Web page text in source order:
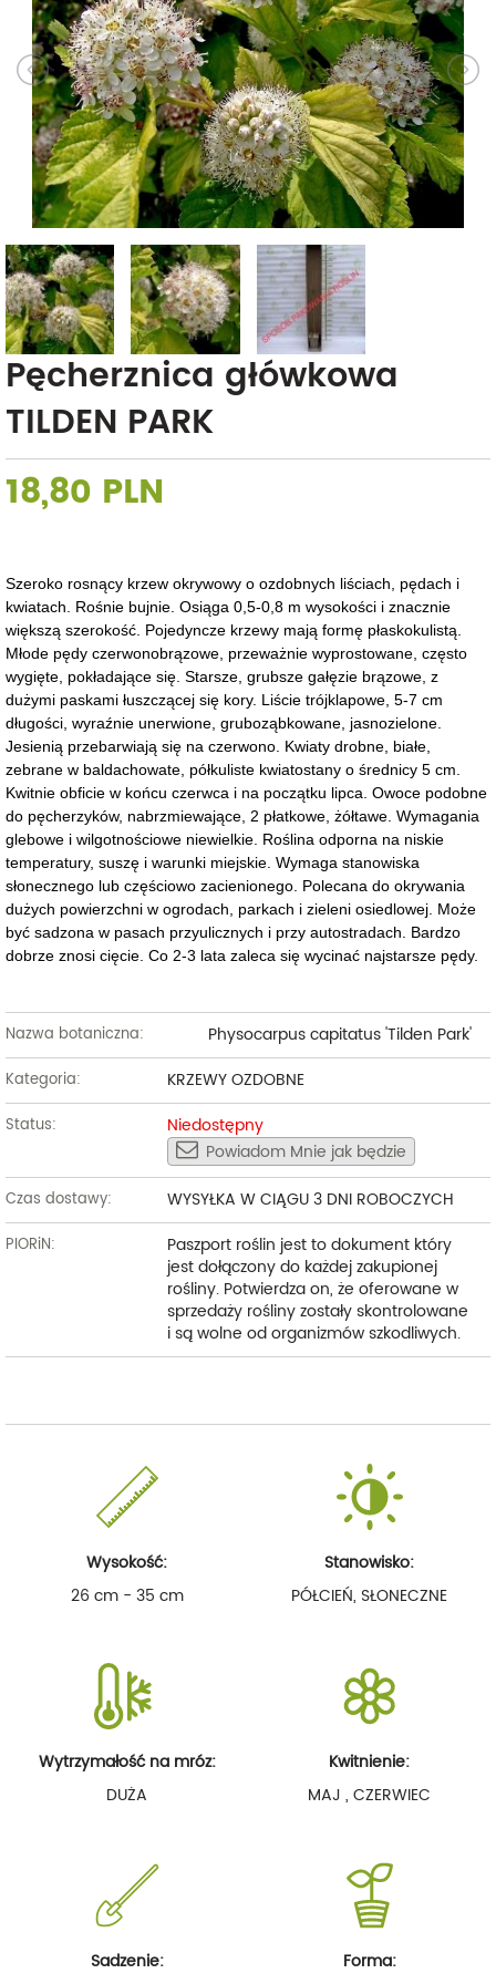
Pęcherznica główkowa
TILDEN PARK
18,80 PLN
Szeroko rosnący krzew okrywowy o ozdobnych liściach, pędach i
kwiatach. Rośnie bujnie. Osiąga 0,5-0,8 m wysokości i znacznie
większą szerokość. Pojedyncze krzewy mają formę płaskokulistą.
Młode pędy czerwonobrązowe, przeważnie wyprostowane, często
wygięte, pokładające się. Starsze, grubsze gałęzie brązowe, z
dużymi paskami łuszczącej się kory. Liście trójklapowe, 5-7 cm
długości, wyraźnie unerwione, gruboząbkowane, jasnozielone.
Jesienią przebarwiają się na czerwono. Kwiaty drobne, białe,
zebrane w baldachowate, półkuliste kwiatostany o średnicy 5 cm.
Kwitnie obficie w końcu czerwca i na początku lipca. Owoce podobne
do pęcherzyków, nabrzmiewające, 2 płatkowe, żółtawe. Wymagania
glebowe i wilgotnościowe niewielkie. Roślina odporna na niskie
temperatury, suszę i warunki miejskie. Wymaga stanowiska
słonecznego lub częściowo zacienionego. Polecana do okrywania
dużych powierzchni w ogrodach, parkach i zieleni osiedlowej. Może
być sadzona w pasach przyulicznych i przy autostradach. Bardzo
dobrze znosi cięcie. Co 2-3 lata zaleca się wycinać najstarsze pędy.
Nazwa botaniczna: Physocarpus capitatus 'Tilden Park'
Kategoria: KRZEWY OZDOBNE
Status:
Niedostępny
Powiadom Mnie jak będzie
Czas dostawy: WYSYŁKA W CIĄGU 3 DNI ROBOCZYCH
PIORiN:
Paszport roślin jest to dokument który
jest dołączony do każdej zakupionej
rośliny. Potwierdza on, że oferowane w
sprzedaży rośliny zostały skontrolowane
i są wolne od organizmów szkodliwych.
Wysokość:
26 cm - 35 cm
Stanowisko:
PÓŁCIEŃ, SŁONECZNE
Wytrzymałość na mróz:
DUŻA
Kwitnienie:
MAJ , CZERWIEC
Sadzenie:
Forma: